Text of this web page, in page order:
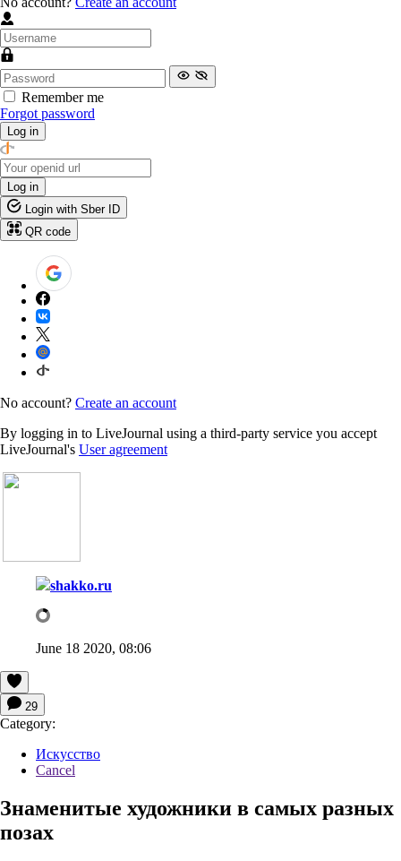
Remember me
Forgot password
Log in
Log in
Login with Sber ID
QR code
No account? Create an account
By logging in to LiveJournal using a third-party service you accept
LiveJournal's User agreement
shakko.ru
June 18 2020, 08:06
29
Category:
Искусство
Cancel
Знаменитые художники в самых разных
позах